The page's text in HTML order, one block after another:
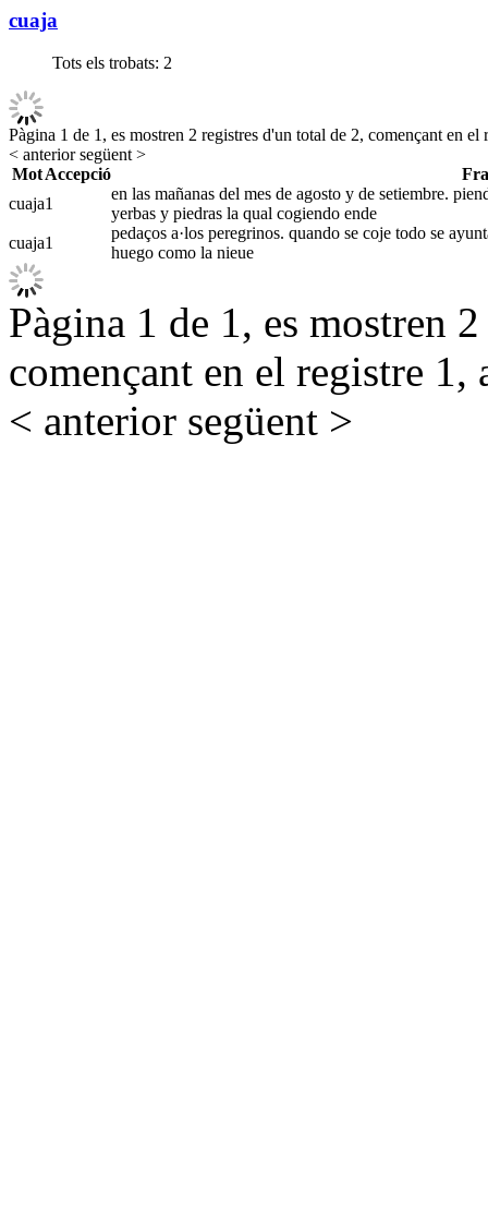
cuaja
Tots els trobats: 2
Pàgina 1 de 1, es mostren 2 registres d'un total de 2, començant en el
< anteriorsegüent >
Mot Accepció
cuaja1
en las mañanas del mes de agosto y de setiembre.
yerbas y piedras la qual cogiendo ende
cuaja1
pedaços a·los peregrinos. quando se coje todo se
huego como la nieue
Pàgina 1 de 1, es mostren
començant en el registre 1,
< anterior següent >